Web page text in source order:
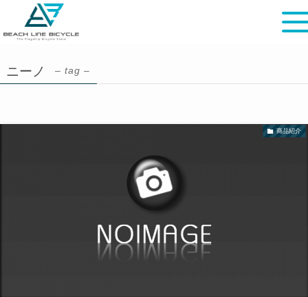
ニーノ – tag –
商品紹介